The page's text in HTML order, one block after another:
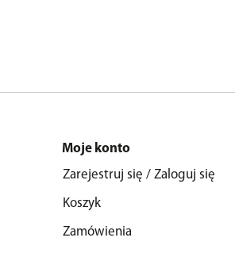
Moje konto
Zarejestruj się / Zaloguj się
Koszyk
Zamówienia